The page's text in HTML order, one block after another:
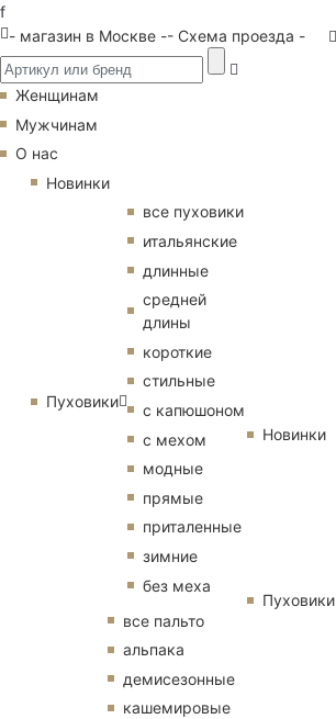
f
- магазин в Москве -- Схема проезда -
Женщинам
Мужчинам
О нас
Новинки
Пуховики
все пуховики
итальянские
длинные
средней
длины
короткие
стильные
с капюшоном
с мехом
модные
прямые
приталенные
зимние
без меха
все пальто
альпака
демисезонные
кашемировые
Новинки
Пуховики